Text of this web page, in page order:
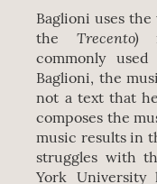
Baglioni uses the
the Trecento)
commonly
Baglioni, the
not a text that
composes the
music results in
struggles with
York